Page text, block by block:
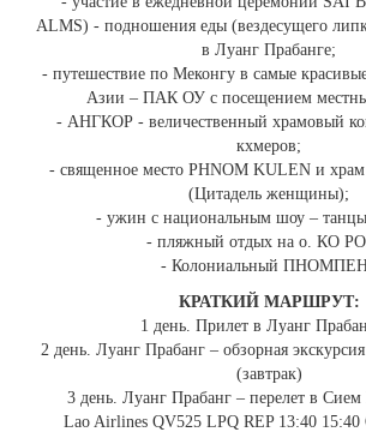
ALMS) - подношения еды (вездесущего
в Луанг Прабанге;
- путешествие по Меконгу в самые
Азии – ПАК ОУ с посещением
- АНГКОР - величественный храмовый
кхмеров;
- священное место PHNOM KULEN и
(Цитадель женщины);
- ужин с национальным шоу –
- пляжный отдых на о. КО
- Колониальный
КРАТКИЙ МАРШРУТ:
1 день. Прилет в Луанг
2 день. Луанг Прабанг – обзорная
(завтрак)
3 день. Луанг Прабанг – перелет в Сием
Lao Airlines QV525 LPQ REP 13:40 15:40